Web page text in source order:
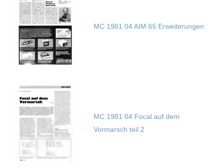
MC 1981 04 AIM 65 Erweiterungen
MC 1981 04 Focal auf dem
Vormarsch teil 2